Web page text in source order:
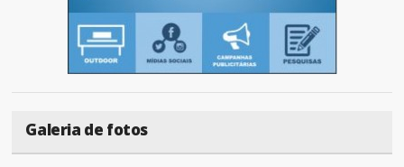
Galeria de fotos